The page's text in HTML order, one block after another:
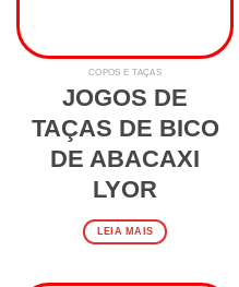
COPOS E TAÇAS
JOGOS DE
TAÇAS DE BICO
DE ABACAXI
LYOR
LEIA MAIS